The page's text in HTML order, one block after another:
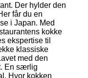
Der hylder den
får du en
i Japan. Med
kokke
ekspertise til
klassiske
med den
En særlig
Hvor kokken